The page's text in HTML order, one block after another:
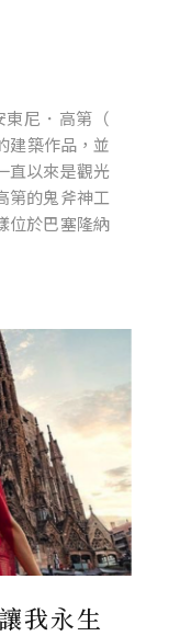
尼．高第（
建築作品，並
直以來是觀光
第的鬼斧神工
位於巴塞隆納
我永生